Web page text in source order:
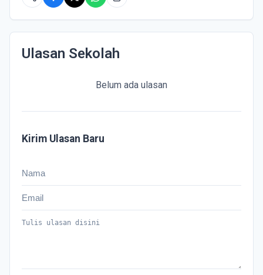
Ulasan Sekolah
Belum ada ulasan
Kirim Ulasan Baru